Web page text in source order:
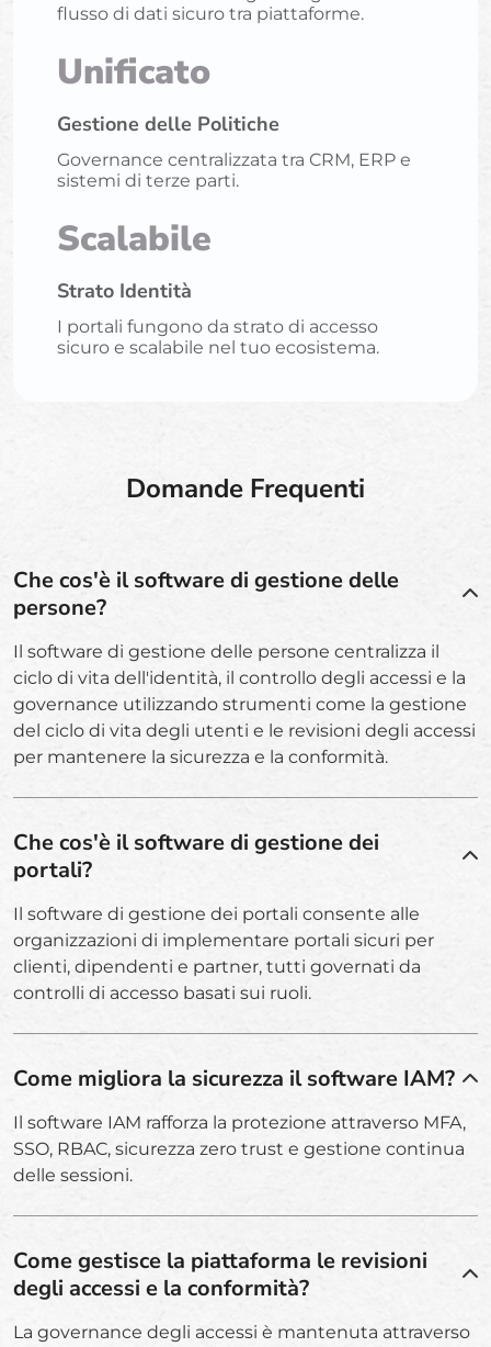
flusso di dati sicuro tra piattaforme.
Unificato
Gestione delle Politiche
Governance centralizzata tra CRM, ERP e
sistemi di terze parti.
Scalabile
Strato Identità
I portali fungono da strato di accesso
sicuro e scalabile nel tuo ecosistema.
Domande Frequenti
Che cos'è il software di gestione delle
persone?
Il software di gestione delle persone centralizza il
ciclo di vita dell'identità, il controllo degli accessi e la
governance utilizzando strumenti come la gestione
del ciclo di vita degli utenti e le revisioni degli accessi
per mantenere la sicurezza e la conformità.
Che cos'è il software di gestione dei
portali?
Il software di gestione dei portali consente alle
organizzazioni di implementare portali sicuri per
clienti, dipendenti e partner, tutti governati da
controlli di accesso basati sui ruoli.
Come migliora la sicurezza il software IAM?
Il software IAM rafforza la protezione attraverso MFA,
SSO, RBAC, sicurezza zero trust e gestione continua
delle sessioni.
Come gestisce la piattaforma le revisioni
degli accessi e la conformità?
La governance degli accessi è mantenuta attraverso